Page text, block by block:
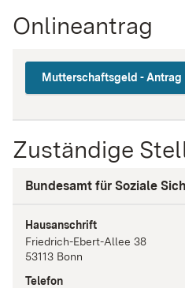
Onlineantrag
Mutterschaftsgeld - Antrag
Zuständige
Bundesamt für Soziale
Hausanschrift
Friedrich-Ebert-Allee 38
53113 Bonn
Telefon